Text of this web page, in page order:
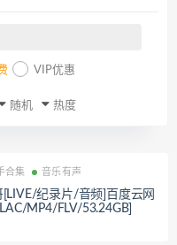
VIP优惠
随机 热度
合集 音乐有声
[LIVE/纪录片/音频]百度云网
MP4/FLV/53.24GB]